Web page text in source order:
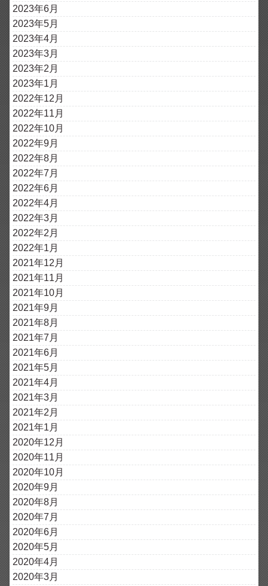
2023年6月
2023年5月
2023年4月
2023年3月
2023年2月
2023年1月
2022年12月
2022年11月
2022年10月
2022年9月
2022年8月
2022年7月
2022年6月
2022年4月
2022年3月
2022年2月
2022年1月
2021年12月
2021年11月
2021年10月
2021年9月
2021年8月
2021年7月
2021年6月
2021年5月
2021年4月
2021年3月
2021年2月
2021年1月
2020年12月
2020年11月
2020年10月
2020年9月
2020年8月
2020年7月
2020年6月
2020年5月
2020年4月
2020年3月